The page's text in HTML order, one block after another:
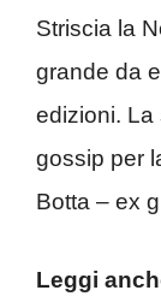
Striscia la
grande da
edizioni. La
gossip per
Botta – ex
Leggi